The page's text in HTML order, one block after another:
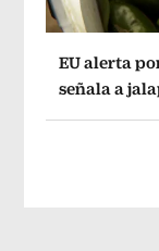
EU alerta
señala a